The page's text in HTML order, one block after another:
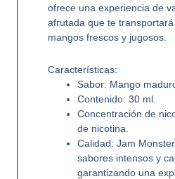
ofrece una experiencia de
afrutada que te
mangos frescos y jugosos.
Características:
Sabor: Mango
Contenido: 30 ml.
Concentración de
de nicotina.
Calidad: Jam
sabores intensos y
garantizando una